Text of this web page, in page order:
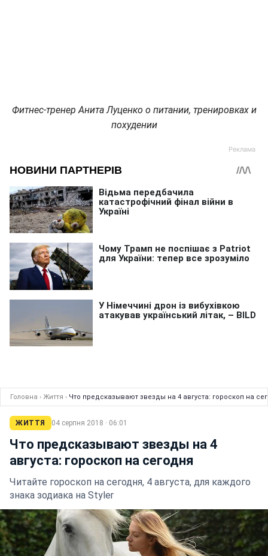
Фитнес-тренер Анита Луценко о питании, тренировках и
похудении
Головна › Життя › Что предсказывают звезды на 4 августа: гороскоп на
ЖИТТЯ 04 серпня 2018 · 06:01
Что предсказывают звезды на 4
августа: гороскоп на сегодня
Читайте гороскоп на сегодня, 4 августа, для каждого
знака зодиака на Styler